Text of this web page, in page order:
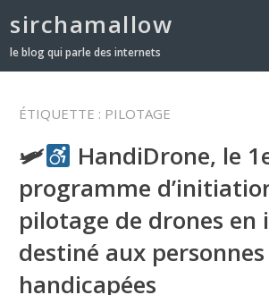
sirchamallow
le blog qui parle des internets
ÉTIQUETTE : PILOTAGE
🛩
HandiDrone, le
programme
pilotage de drones en
destiné aux personnes
handicapées